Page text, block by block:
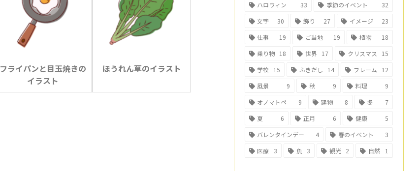
フライパンと目玉焼きの
イラスト
ほうれん草のイラスト
ハロウィン
33 季節のイベント
32
文字
30 飾り 27 イメージ
23
仕事
19 ご当地 19 植物
18
乗り物 18 世界 17 クリスマス
15
学校
15 ふきだし 14 フレーム
12
風景
9 秋 9 料理
9
オノマトペ
9 建物 8 冬
7
夏
6 正月 6 健康
5
バレンタインデー
4 春のイベント
3
医療
3 魚 3 観光 2 自然 1